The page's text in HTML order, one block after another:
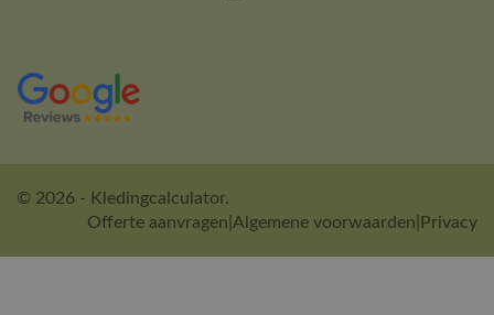
© 2026 - Kledingcalculator.
Offerte aanvragen Algemene voorwaarden Privacy